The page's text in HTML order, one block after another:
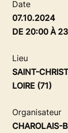
AGIR
SE FORMER
Date
07.10.2024
DE 20:00 À
Lieu
SAINT-
LOIRE (71)
Organisateur
CHAROLAIS-